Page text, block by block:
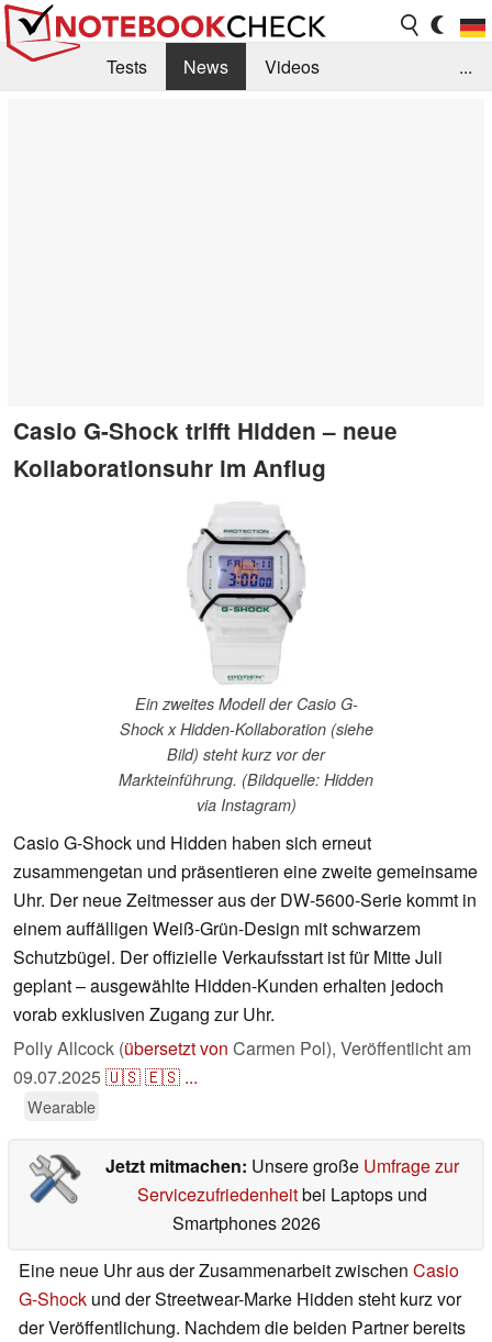
Tests News
Videos
...
Casio G-Shock trifft Hidden – neue
Kollaborationsuhr im Anflug
Ein zweites Modell der Casio G-
Shock x Hidden-Kollaboration (siehe
Bild) steht kurz vor der
Markteinführung. (Bildquelle: Hidden
via Instagram)
Casio G-Shock und Hidden haben sich erneut
zusammengetan und präsentieren eine zweite gemeinsame
Uhr. Der neue Zeitmesser aus der DW-5600-Serie kommt in
einem auffälligen Weiß-Grün-Design mit schwarzem
Schutzbügel. Der offizielle Verkaufsstart ist für Mitte Juli
geplant – ausgewählte Hidden-Kunden erhalten jedoch
vorab exklusiven Zugang zur Uhr.
Polly Allcock (übersetzt von Carmen Pol), Veröffentlicht am
09.07.2025🇺🇸🇪🇸 ...
Wearable
Jetzt mitmachen: Unsere große Umfrage zur
Servicezufriedenheitbei Laptops und
Smartphones 2026
Eine neue Uhr aus der Zusammenarbeit zwischen Casio
G-Shock und der Streetwear-Marke Hidden steht kurz vor
der Veröffentlichung. Nachdem die beiden Partner bereits